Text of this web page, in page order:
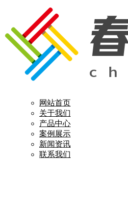
网站首页
关于我们
产品中心
案例展示
新闻资讯
联系我们